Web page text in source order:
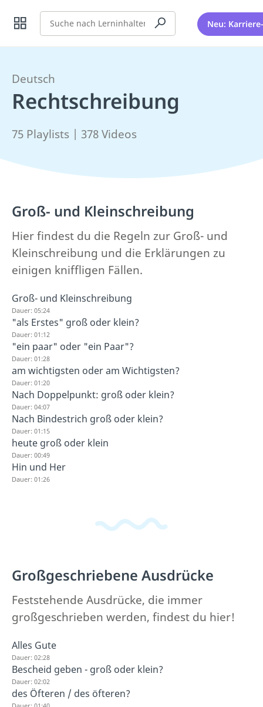
Suche Neu:
Deutsch
Rechtschreibung
75 Playlists | 378 Videos
Groß- und Kleinschreibung
Hier findest du die Regeln zur Groß- und
Kleinschreibung und die Erklärungen zu
einigen kniffligen Fällen.
Groß- und Kleinschreibung
Dauer: 05:24
"als Erstes" groß oder klein?
Dauer: 01:12
"ein paar" oder "ein Paar"?
Dauer: 01:28
am wichtigsten oder am Wichtigsten?
Dauer: 01:20
Nach Doppelpunkt: groß oder klein?
Dauer: 04:07
Nach Bindestrich groß oder klein?
Dauer: 01:15
heute groß oder klein
Dauer: 00:49
Hin und Her
Dauer: 01:26
Großgeschriebene Ausdrücke
Feststehende Ausdrücke, die immer
großgeschrieben werden, findest du hier!
Alles Gute
Dauer: 02:28
Bescheid geben - groß oder klein?
Dauer: 02:02
des Öfteren / des öfteren?
Dauer: 01:40